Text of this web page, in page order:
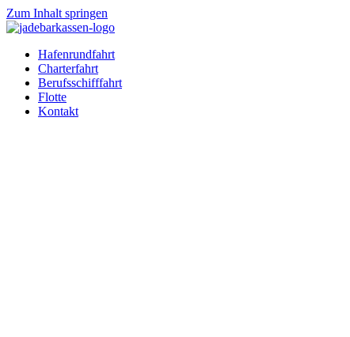
Zum Inhalt springen
Hafenrundfahrt
Charterfahrt
Berufsschifffahrt
Flotte
Kontakt